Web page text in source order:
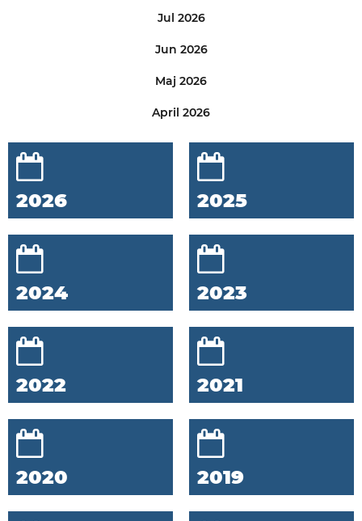
Jul 2026
Jun 2026
Maj 2026
April 2026
2026 2025
2024 2023
2022 2021
2020 2019